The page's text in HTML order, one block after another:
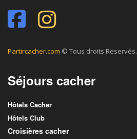
Partircacher.com © Tous droits Reservés.
Séjours cacher
Hôtels Cacher
Hôtels Club
Croisières cacher